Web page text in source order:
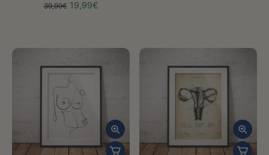
39,99€ 19,99€